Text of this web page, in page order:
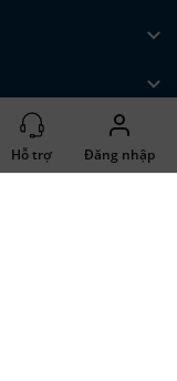
Hỗ trợ Đăng nhập